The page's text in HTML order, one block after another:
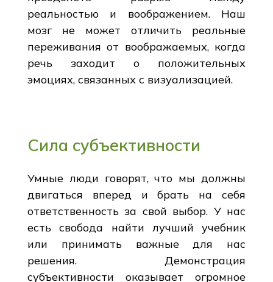
реальностью и воображением. Наш
мозг не может отличить реальные
переживания от воображаемых, когда
речь заходит о положительных
эмоциях, связанных с визуализацией.
Сила субъективности
Умные люди говорят, что мы должны
двигаться вперед и брать на себя
ответственность за свой выбор. У нас
есть свобода найти лучший учебник
или принимать важные для нас
решения. Демонстрация
субъективности оказывает огромное